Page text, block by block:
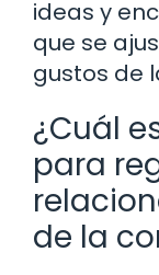
ideas y
que se
gustos de
¿Cuál
para
de la